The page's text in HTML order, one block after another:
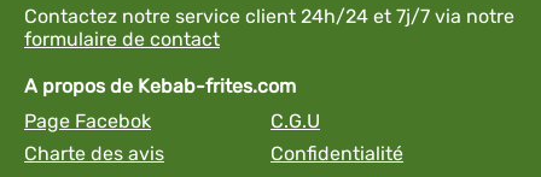
Contactez notre service client 24h/24 et 7j/7 via notre
formulaire de contact
A propos de Kebab-frites.com
Page Facebok
C.G.U
Charte des avis
Confidentialité